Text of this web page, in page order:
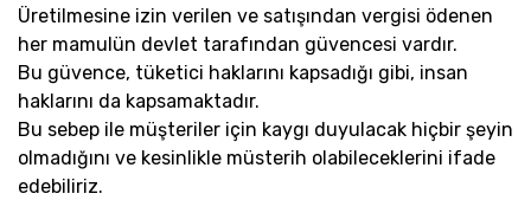
Üretilmesine izin verilen ve satışından vergisi ödenen
her mamulün devlet tarafından güvencesi vardır.
Bu güvence, tüketici haklarını kapsadığı gibi, insan
haklarını da kapsamaktadır.
Bu sebep ile müşteriler için kaygı duyulacak hiçbir şeyin
olmadığını ve kesinlikle müsterih olabileceklerini ifade
edebiliriz.